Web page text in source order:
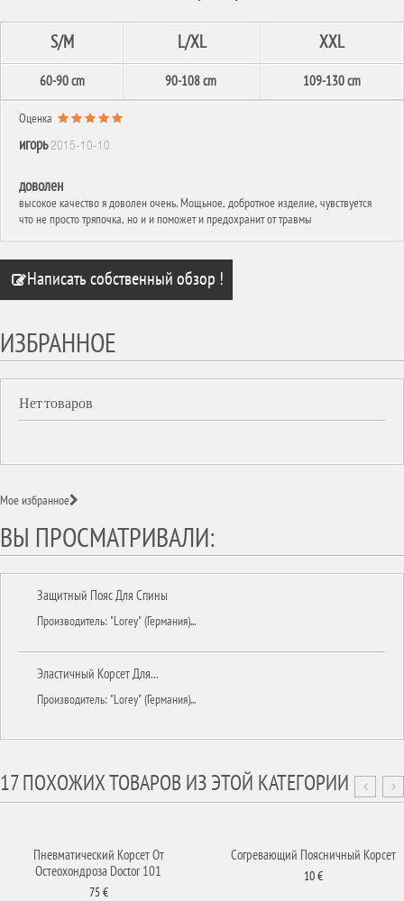
S/M L/XL XXL
60-90 cm 90-108 cm 109-130 cm
Оценка
игорь 2015-10-10
доволен
высокое качество я доволен очень. Мощьное, добротное изделие, чувствуется
что не просто тряпочка, но и и поможет и предохранит от травмы
Написать собственный обзор !
ИЗБРАННОЕ
Нет товаров
Мое избранное
ВЫ ПРОСМАТРИВАЛИ:
Защитный Пояс Для Спины
Производитель: "Lorey" (Германия)...
Эластичный Корсет Для...
Производитель: "Lorey" (Германия)...
17 ПОХОЖИХ ТОВАРОВ ИЗ ЭТОЙ КАТЕГОРИИ
Пневматический Корсет От
Остеохондроза Doctor 101
75 €
Согревающий Поясничный Корсет
10 €